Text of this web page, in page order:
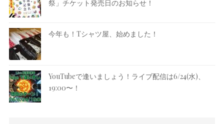
祭」チケット発売日のお知らせ！
今年も！Tシャツ屋、始めました！
YouTubeで逢いましょう！ライブ配信は6/24(水)、
19:00〜！